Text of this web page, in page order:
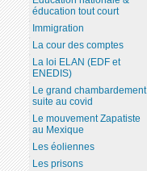
éducation tout court
Immigration
La cour des comptes
La loi ELAN (EDF et
ENEDIS)
Le grand chambardement
suite au covid
Le mouvement Zapatiste
au Mexique
Les éoliennes
Les prisons